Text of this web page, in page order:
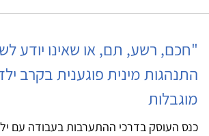
"חכם, רשע, תם, או שאינו יודע
התנהגות מינית פוגענית בקרב
מוגבלות
כנס העוסק בדרכי ההתערבות בעבודה עם